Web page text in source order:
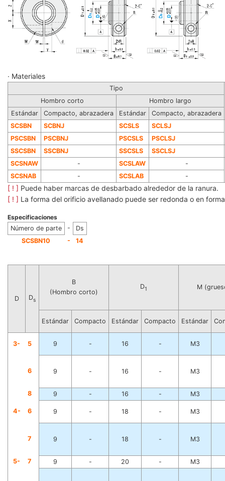
· Materiales
Tipo
Hombro corto
Hombro largo
Estándar
Compacto, abrazadera Estándar
Compacto, abrazadera
SCSBN
SCBNJ SCSLS
SCLSJ
PSCSBN
PSCBNJ PSCSLS
PSCLSJ
SSCSBN
SSCBNJ SSCSLS
SSCLSJ
SCSNAW
- SCSLAW
-
SCSNAB
- SCSLAB -
[ ! ] Puede haber marcas de desbarbado alrededor de la ranura.
[ ! ] La forma del orificio avellanado puede ser redonda o en
Especificaciones
Número de parte
-
Ds
SCSBN10
- 14
D Ds
B
(Hombro corto)
D1 M
Estándar Compacto Estándar Compacto Estándar
3- 5 9 - 16 - M3
6 9 - 16 - M3
8 9 - 16 - M3
4- 6 9 - 18 - M3
7 9 - 18 - M3
5- 7 9 - 20 - M3